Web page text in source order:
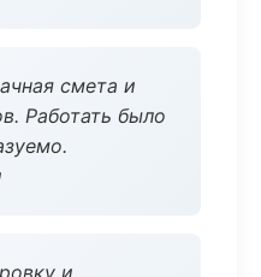
смета и
Работать было
и